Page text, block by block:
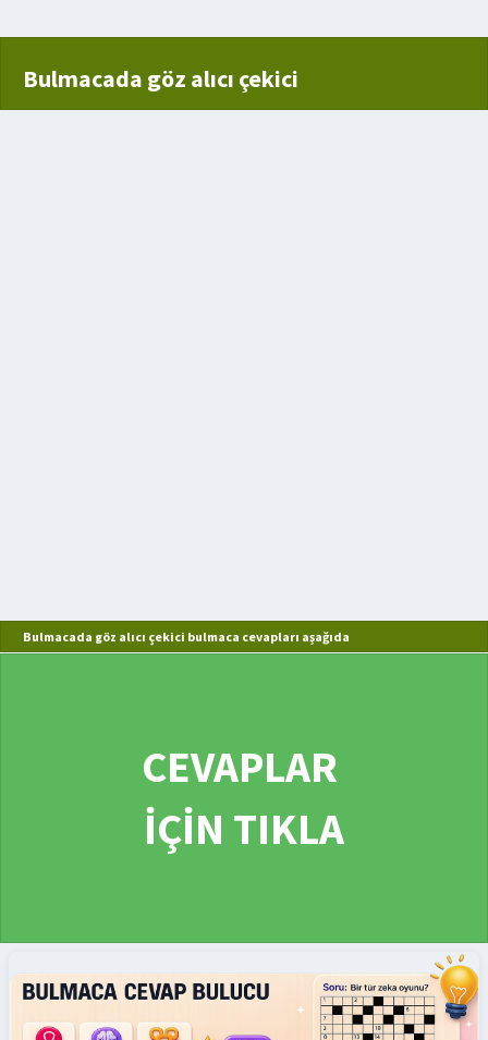
Bulmacada göz alıcı çekici
Bulmacada göz alıcı çekici bulmaca cevapları aşağıda
CEVAPLAR
İÇİN TIKLA